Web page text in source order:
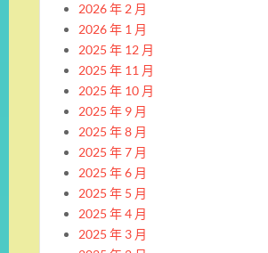
2026 年 2 月
2026 年 1 月
2025 年 12 月
2025 年 11 月
2025 年 10 月
2025 年 9 月
2025 年 8 月
2025 年 7 月
2025 年 6 月
2025 年 5 月
2025 年 4 月
2025 年 3 月